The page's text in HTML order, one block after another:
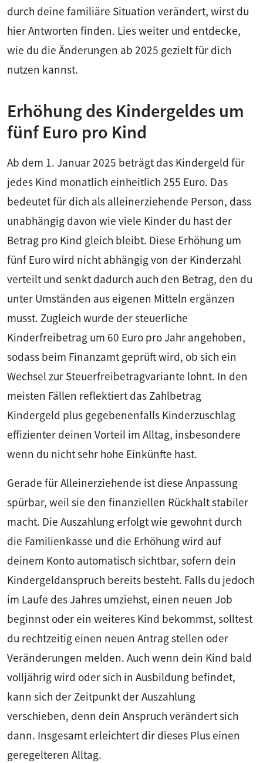
durch deine familiäre Situation verändert, wirst du
hier Antworten finden. Lies weiter und entdecke,
wie du die Änderungen ab 2025 gezielt für dich
nutzen kannst.
Erhöhung des Kindergeldes um
fünf Euro pro Kind
Ab dem 1. Januar 2025 beträgt das Kindergeld für
jedes Kind monatlich einheitlich 255 Euro. Das
bedeutet für dich als alleinerziehende Person, dass
unabhängig davon wie viele Kinder du hast der
Betrag pro Kind gleich bleibt. Diese Erhöhung um
fünf Euro wird nicht abhängig von der Kinderzahl
verteilt und senkt dadurch auch den Betrag, den du
unter Umständen aus eigenen Mitteln ergänzen
musst. Zugleich wurde der steuerliche
Kinderfreibetrag um 60 Euro pro Jahr angehoben,
sodass beim Finanzamt geprüft wird, ob sich ein
Wechsel zur Steuerfreibetragvariante lohnt. In den
meisten Fällen reflektiert das Zahlbetrag
Kindergeld plus gegebenenfalls Kinderzuschlag
effizienter deinen Vorteil im Alltag, insbesondere
wenn du nicht sehr hohe Einkünfte hast.
Gerade für Alleinerziehende ist diese Anpassung
spürbar, weil sie den finanziellen Rückhalt stabiler
macht. Die Auszahlung erfolgt wie gewohnt durch
die Familienkasse und die Erhöhung wird auf
deinem Konto automatisch sichtbar, sofern dein
Kindergeldanspruch bereits besteht. Falls du jedoch
im Laufe des Jahres umziehst, einen neuen Job
beginnst oder ein weiteres Kind bekommst, solltest
du rechtzeitig einen neuen Antrag stellen oder
Veränderungen melden. Auch wenn dein Kind bald
volljährig wird oder sich in Ausbildung befindet,
kann sich der Zeitpunkt der Auszahlung
verschieben, denn dein Anspruch verändert sich
dann. Insgesamt erleichtert dir dieses Plus einen
geregelteren Alltag.